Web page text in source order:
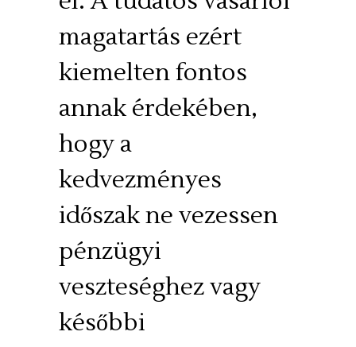
magatartás ezért
kiemelten fontos
annak érdekében,
hogy a
kedvezményes
időszak ne vezessen
pénzügyi
veszteséghez vagy
későbbi